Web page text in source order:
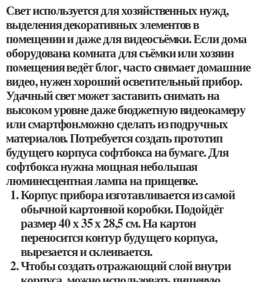
Свет используется для хозяйственных нужд,
выделения декоративных элементов в
помещении и даже для видеосъёмки. Если дома
оборудована комната для съёмки или хозяин
помещения ведёт блог, часто снимает домашние
видео, нужен хороший осветительный прибор.
Удачный свет может заставить снимать на
высоком уровне даже бюджетную видеокамеру
или смартфон.можно сделать из подручных
материалов. Потребуется создать прототип
будущего корпуса софтбокса на бумаге. Для
софтбокса нужна мощная небольшая
люминесцентная лампа на прищепке.
Корпус прибора изготавливается из самой
обычной картонной коробки. Подойдёт
размер 40 х 35 х 28,5 см. На картон
переносится контур будущего корпуса,
вырезается и склеивается.
Чтобы создать отражающий слой внутри